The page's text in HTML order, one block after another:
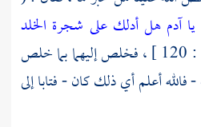
آدم هل أدلك على شجرة الخلد
) [ سورة طه : 120 ] ، فخلص إليهما بما خلص
فالله أعلم أي ذلك كان - فتابا إلى